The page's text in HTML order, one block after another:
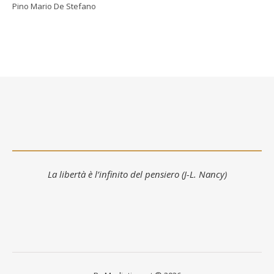
Pino Mario De Stefano
La libertà è l’infinito del pensiero (J-L. Nancy)